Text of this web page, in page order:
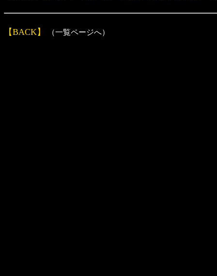
【BACK】 （一覧ページへ）